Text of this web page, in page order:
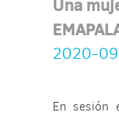
Una
2020-
En sesión